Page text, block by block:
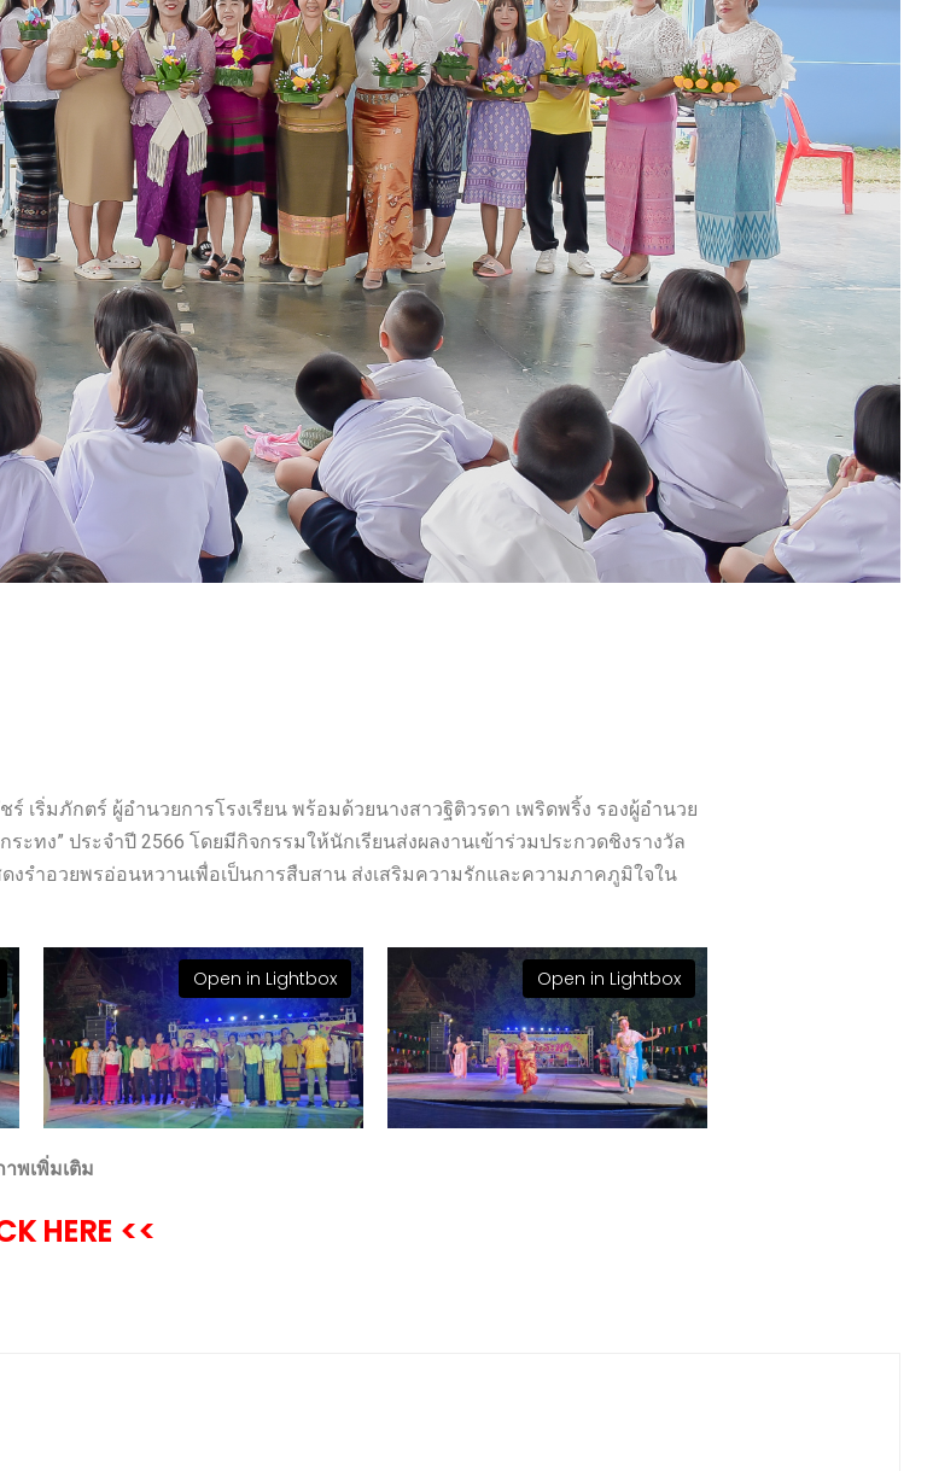
ริ่มภักตร์ ผู้อำนวยการโรงเรียน พร้อมด้วยนางสาวฐิติวรดา เพริดพริ้ง รองผู้อำนวย
ทง” ประจำปี 2566 โดยมีกิจกรรมให้นักเรียนส่งผลงานเข้าร่วมประกวดชิงรางวัล
งรำอวยพรอ่อนหวานเพื่อเป็นการสืบสาน ส่งเสริมความรักและความภาคภูมิใจใน
Open in Lightbox Open in Lightbox
าพเพิ่มเติม
HERE <<